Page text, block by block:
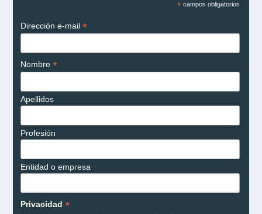
*campos obligatorios
Dirección e-mail *
Nombre *
Apellidos
Profesión
Entidad o empresa
Privacidad *